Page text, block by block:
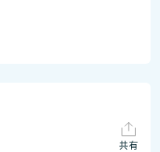
共有